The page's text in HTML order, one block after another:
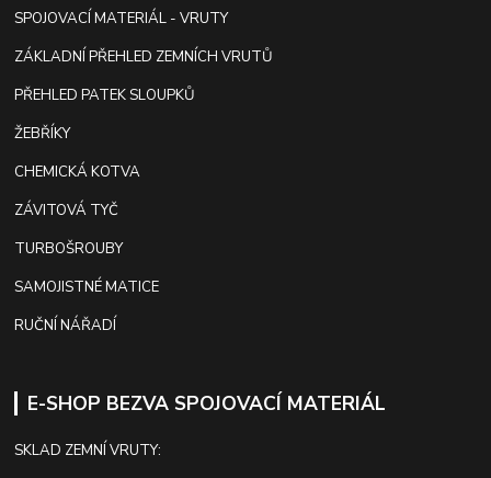
SPOJOVACÍ MATERIÁL - VRUTY
ZÁKLADNÍ PŘEHLED ZEMNÍCH VRUTŮ
PŘEHLED PATEK SLOUPKŮ
ŽEBŘÍKY
CHEMICKÁ KOTVA
ZÁVITOVÁ TYČ
TURBOŠROUBY
SAMOJISTNÉ MATICE
RUČNÍ NÁŘADÍ
E-SHOP BEZVA SPOJOVACÍ MATERIÁL
SKLAD ZEMNÍ VRUTY: